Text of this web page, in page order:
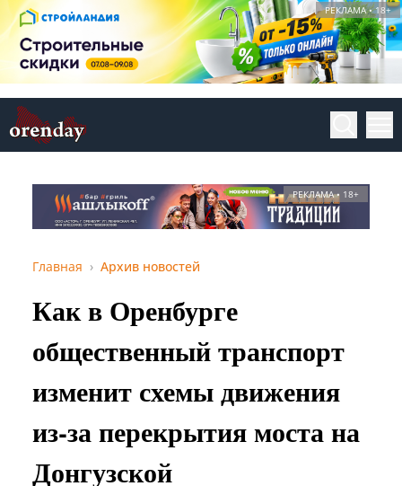
РЕКЛАМА • 18+
РЕКЛАМА • 18+
Главная Архив новостей
Как в Оренбурге
общественный транспорт
изменит схемы движения
из-за перекрытия моста на
Донгузской